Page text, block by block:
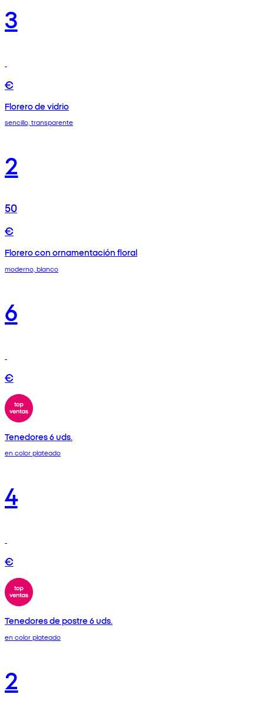
3
€
Florero de vidrio
sencillo, transparente
2
50
€
Florero con ornamentación floral
moderno, blanco
6
€
Tenedores 6 uds.
en color plateado
4
€
Tenedores de postre 6 uds.
en color plateado
2